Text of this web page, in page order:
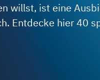
willst, ist eine
Entdecke hier 40